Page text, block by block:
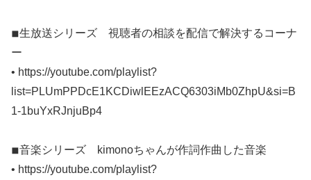
◾︎生放送シリーズ 視聴者の相談を配信で解決するコーナ
ー
• https://youtube.com/playlist?
list=PLUmPPDcE1KCDiwlEEzACQ6303iMb0ZhpU&si=B
1-1buYxRJnjuBp4
◾︎音楽シリーズ kimonoちゃんが作詞作曲した音楽
• https://youtube.com/playlist?